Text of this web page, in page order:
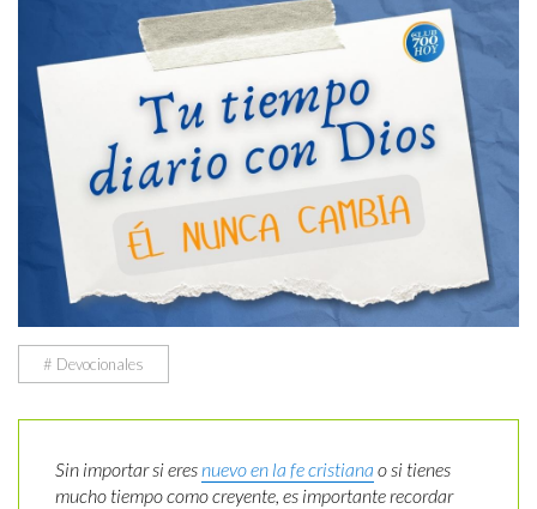
# Devocionales
Sin importar si eres nuevo en la fe cristiana o si tienes
mucho tiempo como creyente, es importante recordar